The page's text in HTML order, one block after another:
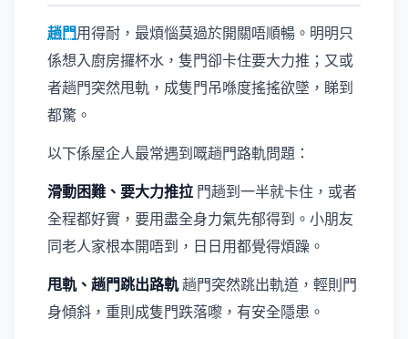
趟門用得耐，最煩惱莫過於開關唔順暢。明明只
係想入廚房攞杯水，隻門卻卡住要大力推；又或
者趟門突然甩軌，成隻門吊喺度搖搖欲墜，睇到
都驚。
以下係屋企人最常遇到嘅趟門路軌問題：
滑動困難、要大力推拉 門趟到一半就卡住，或者
全程都好實，要用盡全身力氣先郁得到。小朋友
同老人家根本開唔到，日日用都覺得煩躁。
甩軌、趟門跳出路軌趟門突然跳出軌道，輕則門
身傾斜，重則成隻門跌落嚟，有安全隱患。